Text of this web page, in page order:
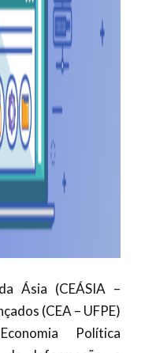
Ásia (CEÁSIA –
(CEA – UFPE)
Política